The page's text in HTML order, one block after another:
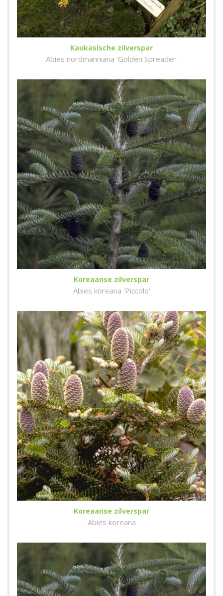
Kaukasische zilverspar
Abies nordmanniana 'Golden Spreader'
Koreaanse zilverspar
Abies koreana 'Piccolo'
Koreaanse zilverspar
Abies koreana